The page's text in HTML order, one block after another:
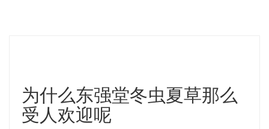
为什么东强堂冬虫夏草那么
受人欢迎呢